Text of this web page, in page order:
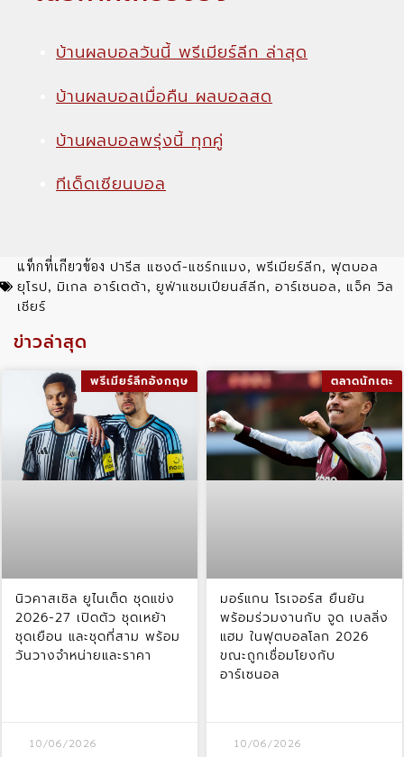
บ้านผลบอลวันนี้ พรีเมียร์ลีก ล่าสุด
บ้านผลบอลเมื่อคืน ผลบอลสด
บ้านผลบอลพรุ่งนี้ ทุกคู่
ทีเด็ดเซียนบอล
แท็กที่เกียวข้อง ปารีส แซงต์-แชร์กแมง พรีเมียร์ลีก ฟุตบอล
ยุโรป มิเกล อาร์เตต้า ยูฟ่าแชมเปียนส์ลีก อาร์เซนอล แจ็ค วิล
เชียร์
ข่าวล่าสุด
พรีเมียร์ลีกอังกฤษ
นิวคาสเซิล ยูไนเต็ด ชุดแข่ง
2026-27 เปิดตัว ชุดเหย้า
ชุดเยือน และชุดที่สาม พร้อม
วันวางจำหน่ายและราคา
10/06/2026
ตลาดนักเตะ
มอร์แกน โรเจอร์ส ยืนยัน
พร้อมร่วมงานกับ จูด เบลลิ่ง
แฮม ในฟุตบอลโลก 2026
ขณะถูกเชื่อมโยงกับ
อาร์เซนอล
10/06/2026